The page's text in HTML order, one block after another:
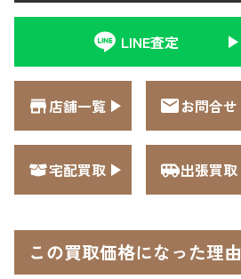
LINE査定
店舗一覧 お問合せ
宅配買取 出張買取
この買取価格になった理由